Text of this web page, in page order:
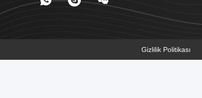
Gizlilik Politikası